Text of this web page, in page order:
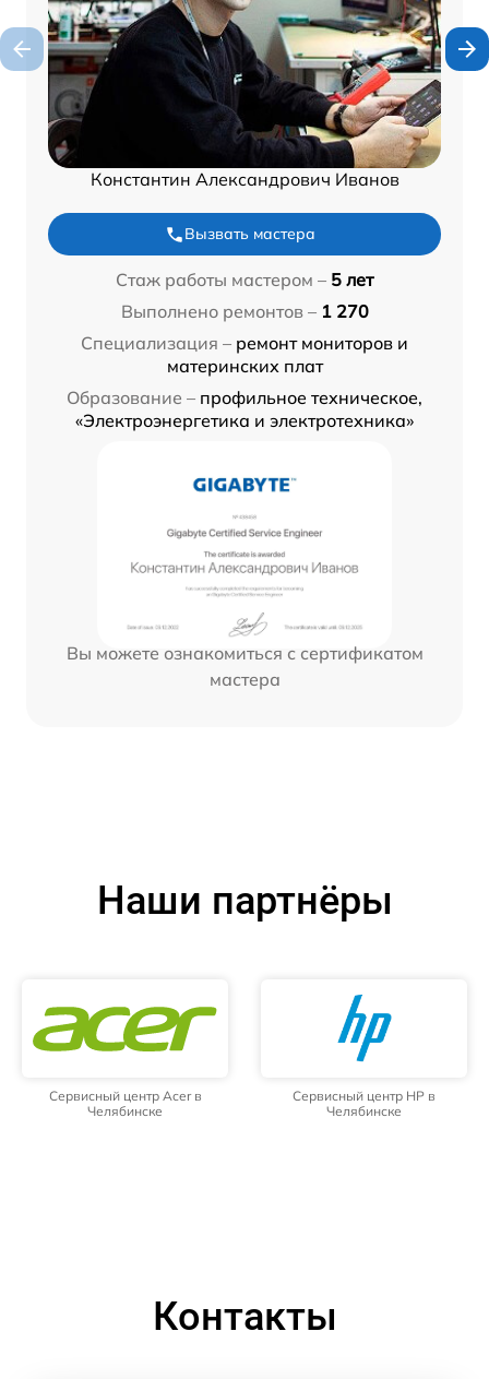
Константин Александрович Иванов
Вызвать мастера
Стаж работы мастером – 5 лет
Выполнено ремонтов – 1 270
Специализация – ремонт мониторов и
материнских плат
Образование – профильное техническое,
«Электроэнергетика и электротехника»
Вы можете ознакомиться с сертификатом
мастера
Наши партнёры
Сервисный центр Acer в
Челябинске
Сервисный центр HP в
Челябинске
Контакты